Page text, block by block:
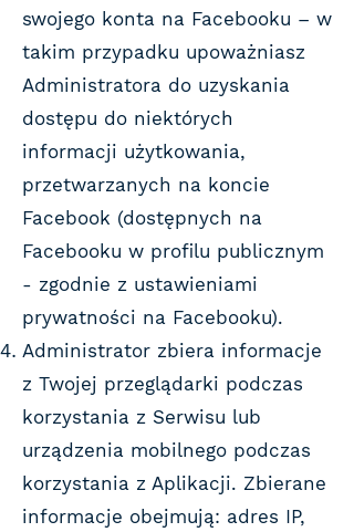
swojego konta na Facebooku – w
takim przypadku upoważniasz
Administratora do uzyskania
dostępu do niektórych
informacji użytkowania,
przetwarzanych na koncie
Facebook (dostępnych na
Facebooku w profilu publicznym
- zgodnie z ustawieniami
prywatności na Facebooku).
Administrator zbiera informacje
z Twojej przeglądarki podczas
korzystania z Serwisu lub
urządzenia mobilnego podczas
korzystania z Aplikacji. Zbierane
informacje obejmują: adres IP,